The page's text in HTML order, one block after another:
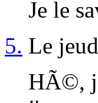
Je le
5. Le
HÃ©,